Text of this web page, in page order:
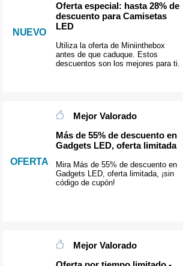
NUEVO
Oferta especial: hasta 28% de
descuento para Camisetas
LED
Utiliza la oferta de Miniinthebox
antes de que caduque. Estos
descuentos son los mejores para ti.
OFERTA
Mejor Valorado
Más de 55% de descuento en
Gadgets LED, oferta limitada
Mira Más de 55% de descuento en
Gadgets LED, oferta limitada, ¡sin
código de cupón!
Mejor Valorado